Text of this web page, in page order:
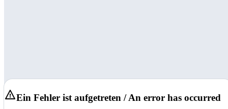
Ein Fehler ist aufgetreten / An error has occurred